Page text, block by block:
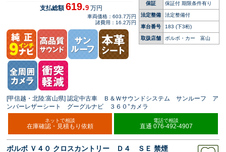
保証 保証付 期限条件有り
法定整備 法定整備付
車台番号 183 (下3桁)
取扱店舗 ボルボ・カー 富山
支払総額619.9 万円
車両価格：603.7万円
諸費用：16.2万円
[甲信越・北陸:富山県] 認定中古車 Ｂ＆Ｗサウンドシステム サンルーフ ア
ンバーレザーシート グーグルナビ ３６０°カメラ
ネットで相談
在庫確認・見積もり依頼
電話で相談
直通 076-492-4907
ボルボ Ｖ４０ クロスカントリー Ｄ４ ＳＥ 禁煙